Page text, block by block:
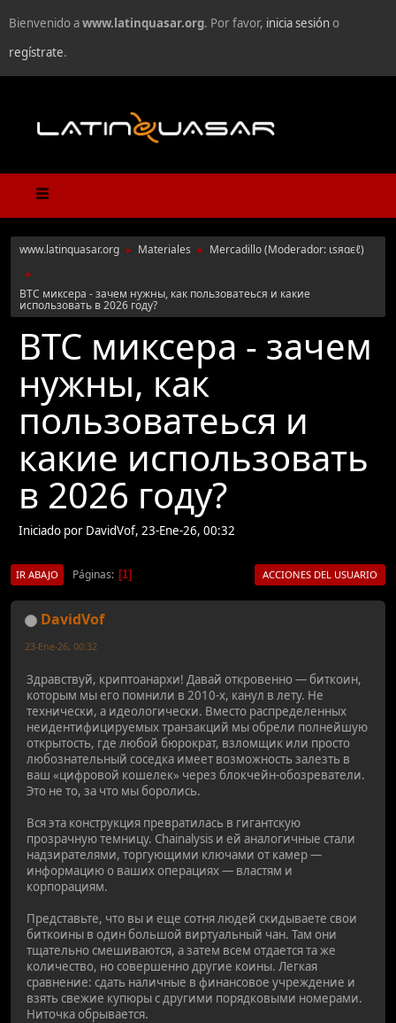
Bienvenido awww.latinquasar.org. Por favor, inicia sesióno
regístrate.
www.latinquasar.org ► Materiales ► Mercadillo(Moderador: ιѕяαєℓ)
►
BTC миксера - зачем нужны, как пользоватеься и какие
использовать в 2026 году?
BTC миксера - зачем
нужны, как
пользоватеься и
какие использовать
в 2026 году?
Iniciado por DavidVof, 23-Ene-26, 00:32
IR ABAJO Páginas 1 ACCIONES DEL USUARIO
DavidVof
23-Ene-26, 00:32
Здравствуй, криптоанархи! Давай откровенно — биткоин,
которым мы его помнили в 2010-х, канул в лету. Не
технически, а идеологически. Вместо распределенных
неидентифицируемых транзакций мы обрели полнейшую
открытость, где любой бюрократ, взломщик или просто
любознательный соседка имеет возможность залезть в
ваш «цифровой кошелек» через блокчейн-обозреватели.
Это не то, за что мы боролись.
Вся эта конструкция превратилась в гигантскую
прозрачную темницу. Chainalysis и ей аналогичные стали
надзирателями, торгующими ключами от камер —
информацию о ваших операциях — властям и
корпорациям.
Представьте, что вы и еще сотня людей скидываете свои
биткоины в один большой виртуальный чан. Там они
тщательно смешиваются, а затем всем отдается та же
количество, но совершенно другие коины. Легкая
сравнение: сдать наличные в финансовое учреждение и
взять свежие купюры с другими порядковыми номерами.
Ниточка обрывается.